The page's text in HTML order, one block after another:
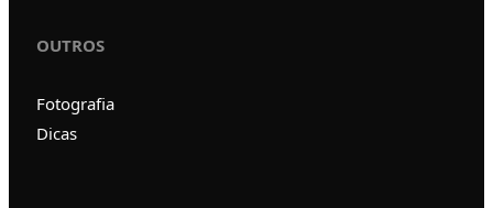
OUTROS
Fotografia
Dicas